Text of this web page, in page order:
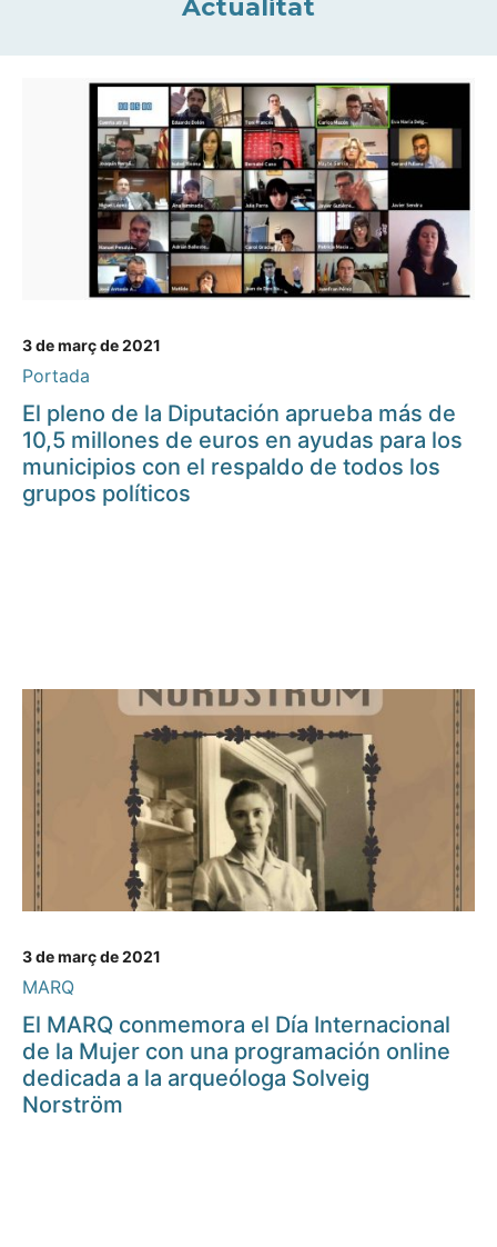
Actualitat
3 de març de 2021
Portada
El pleno de la Diputación aprueba más de
10,5 millones de euros en ayudas para los
municipios con el respaldo de todos los
grupos políticos
3 de març de 2021
MARQ
El MARQ conmemora el Día Internacional
de la Mujer con una programación online
dedicada a la arqueóloga Solveig
Norström